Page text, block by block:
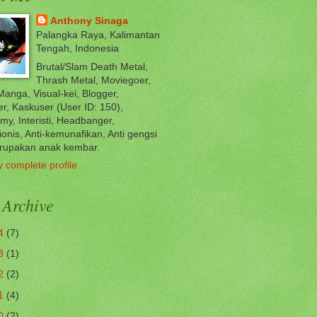
Anthony Sinaga
Palangka Raya, Kalimantan
Tengah, Indonesia
Brutal/Slam Death Metal,
Thrash Metal, Moviegoer,
Visual-kei, Blogger,
Kaskuser (User ID: 150),
Interisti, Headbanger,
Anti-kemunafikan, Anti gengsi
anak kembar.
complete profile
(7)
(1)
(2)
(4)